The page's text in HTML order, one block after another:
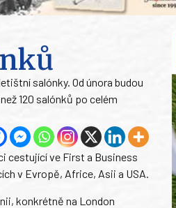
salónky. Od února budou
120 salónků po celém
cestující ve First a Business
v Evropě, Africe, Asii a USA.
konkrétně na London